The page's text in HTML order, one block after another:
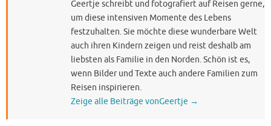
Geertje schreibt und fotografiert auf Reisen gerne,
um diese intensiven Momente des Lebens
festzuhalten. Sie möchte diese wunderbare Welt
auch ihren Kindern zeigen und reist deshalb am
liebsten als Familie in den Norden. Schön ist es,
wenn Bilder und Texte auch andere Familien zum
Reisen inspirieren.
Zeige alle Beiträge vonGeertje →